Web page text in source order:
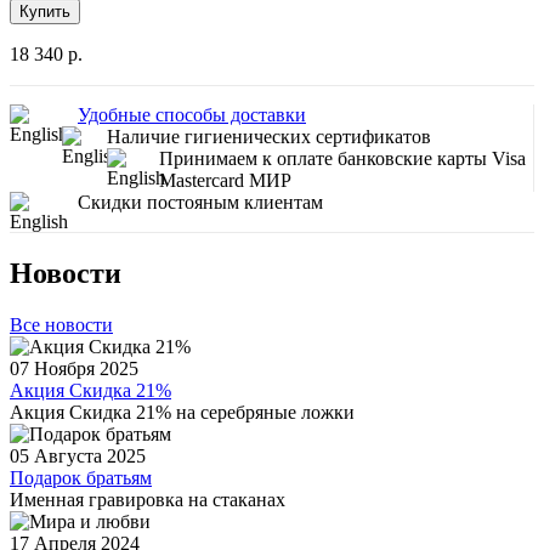
Купить
18 340 р.
Удобные способы доставки
Наличие гигиенических сертификатов
Принимаем к оплате банковские карты Visa
Mastercard МИР
Скидки постояным клиентам
Новости
Все новости
07 Ноября 2025
Акция Скидка 21%
Акция Скидка 21% на серебряные ложки
05 Августа 2025
Подарок братьям
Именная гравировка на стаканах
17 Апреля 2024